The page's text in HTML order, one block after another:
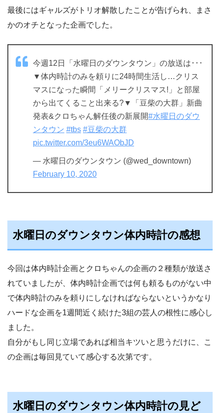
最後にはギャルズがトリオ解散したことが告げられ、まさ
かのオチとなった企画でした。
今週12日「水曜日のダウンタウン」の放送は･･･
▼体内時計のみを頼りに24時間生活し…クリス
マスになった瞬間「メリークリスマス!」と部屋
から出てくること出来る?▼「豆柴の大群」新曲
発表&クロちゃん解任後の新展開#水曜日のダウ
ンタウン #tbs #豆柴の大群
pic.twitter.com/3eu6WAObJD
— 水曜日のダウンタウン (@wed_downtown)
February 10, 2020
水曜日のダウンタウン体内時計の感想
今回は体内時計企画とクロちゃんの企画の２種類が放送さ
れていましたが、体内時計企画では何も頼るものがない中
で体内時計のみを頼りにしなければならないというかなり
ハードな企画を1週間近く続けた3組の芸人の根性に感心し
ました。
自分がもし同じ立場であれば相当キツいと思うだけに、こ
の企画は毎回見ていて感心する次第です。
水曜日のダウンタウン体内時計の見ど